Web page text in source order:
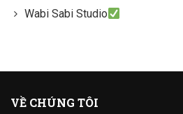
Wabi Sabi Studio
VỀ CHÚNG TÔI